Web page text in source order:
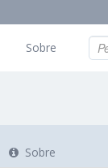
Sobre
Sobre